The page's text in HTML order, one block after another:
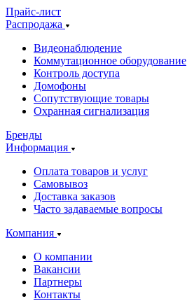
Прайс-лист
Распродажа
Видеонаблюдение
Коммутационное оборудование
Контроль доступа
Домофоны
Сопутствующие товары
Охранная сигнализация
Бренды
Информация
Оплата товаров и услуг
Самовывоз
Доставка заказов
Часто задаваемые вопросы
Компания
О компании
Вакансии
Партнеры
Контакты